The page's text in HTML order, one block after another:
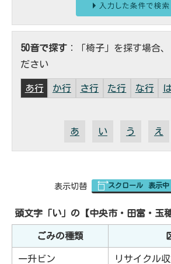
50音で探す ：「椅子」を探す場合
ださい
あ行 か行 さ行 た行 な行
あ い う え
表
の
表示切替 スクロール 表示中
頭文字「い 」の 【中央市・田富・玉
ごみの種類
一升ビン リサイクル